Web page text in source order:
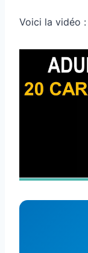
Voici la vidéo :